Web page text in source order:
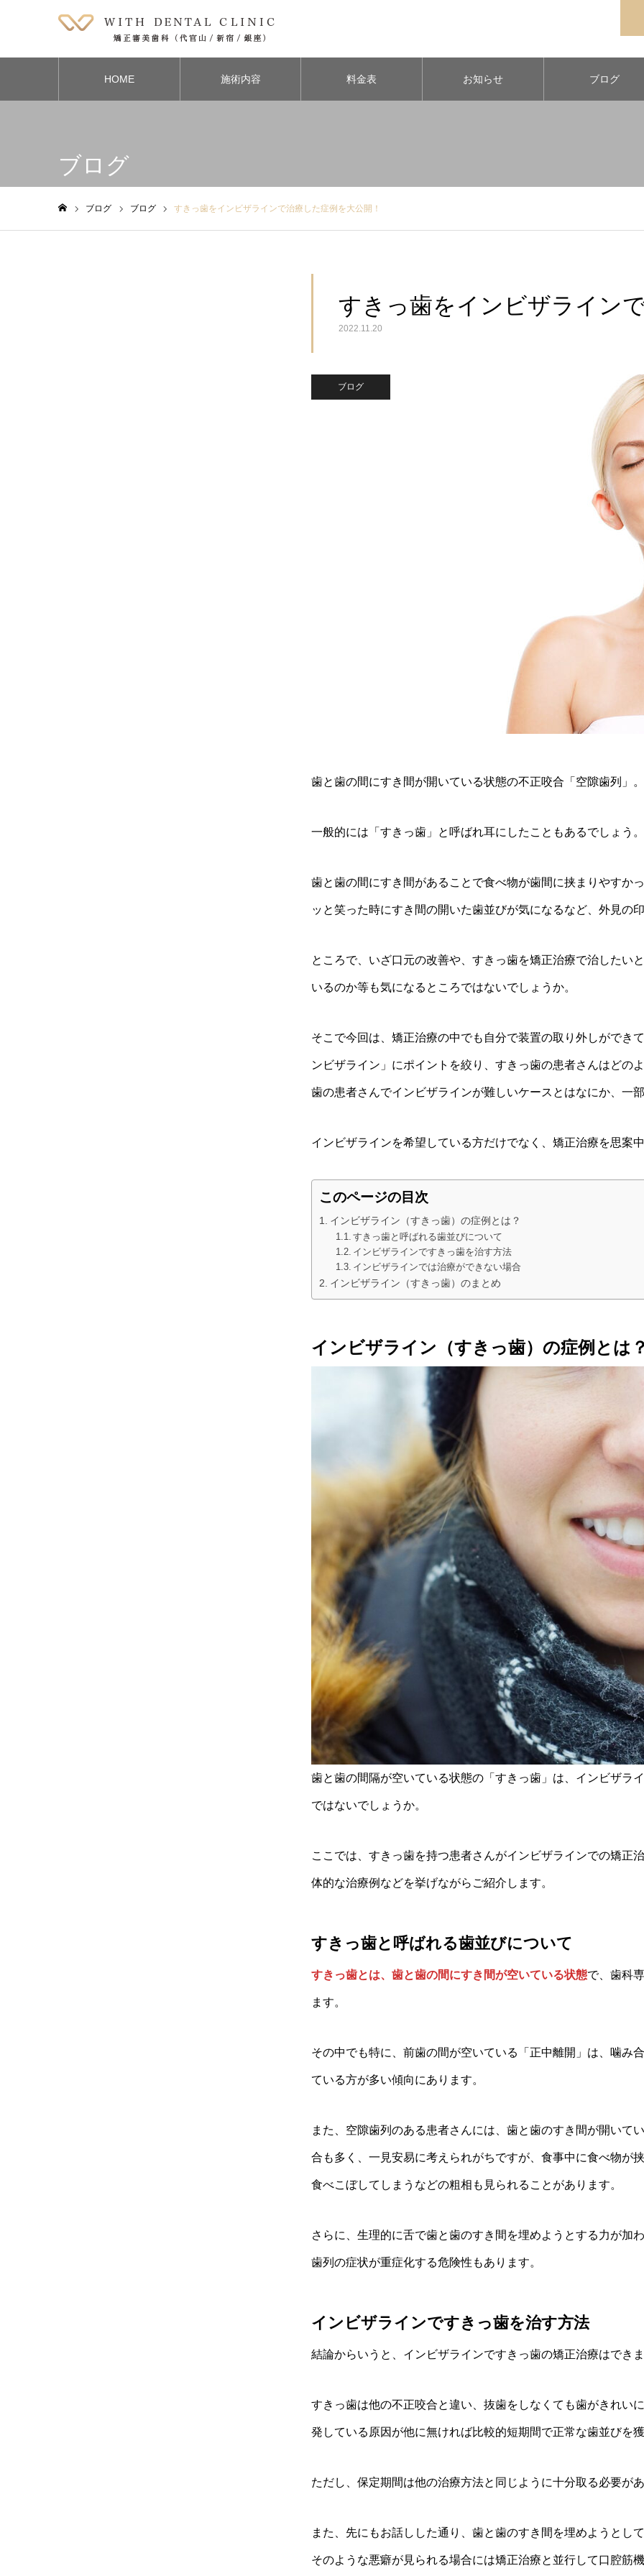
HOME 施術内容 料金表 お知らせ ブログ
ブログ
ブログ ブログ すきっ歯をインビザラインで治療した症例を大公開！
すきっ歯をインビザライン
2022.11.20
ブログ
歯と歯の間にすき間が開いている状態の不正咬合「空隙歯列」。
一般的には「すきっ歯」と呼ばれ耳にしたこともあるでしょう。
歯と歯の間にすき間があることで食べ物が歯間に挟まりやすか
ッと笑った時にすき間の開いた歯並びが気になるなど、外見の
ところで、いざ口元の改善や、すきっ歯を矯正治療で治したい
いるのか等も気になるところではないでしょうか。
そこで今回は、矯正治療の中でも自分で装置の取り外しができ
ンビザライン」にポイントを絞り、すきっ歯の患者さんはどの
歯の患者さんでインビザラインが難しいケースとはなにか、一
インビザラインを希望している方だけでなく、矯正治療を思案
このページの目次
インビザライン（すきっ歯）の症例とは？
すきっ歯と呼ばれる歯並びについて
インビザラインですきっ歯を治す方法
インビザラインでは治療ができない場合
インビザライン（すきっ歯）のまとめ
インビザライン（すきっ歯）の症例とは
歯と歯の間隔が空いている状態の「すきっ歯」は、インビザラ
ではないでしょうか。
ここでは、すきっ歯を持つ患者さんがインビザラインでの矯正
体的な治療例などを挙げながらご紹介します。
すきっ歯と呼ばれる歯並びについて
すきっ歯とは、歯と歯の間にすき間が空いている状態で、歯科
ます。
その中でも特に、前歯の間が空いている「正中離開」は、噛み
ている方が多い傾向にあります。
また、空隙歯列のある患者さんには、歯と歯のすき間が開いて
合も多く、一見安易に考えられがちですが、食事中に食べ物が
食べこぼしてしまうなどの粗相も見られることがあります。
さらに、生理的に舌で歯と歯のすき間を埋めようとする力が加
歯列の症状が重症化する危険性もあります。
インビザラインですきっ歯を治す方法
結論からいうと、インビザラインですきっ歯の矯正治療はでき
すきっ歯は他の不正咬合と違い、抜歯をしなくても歯がきれい
発している原因が他に無ければ比較的短期間で正常な歯並びを
ただし、保定期間は他の治療方法と同じように十分取る必要が
また、先にもお話しした通り、歯と歯のすき間を埋めようとし
そのような悪癖が見られる場合には矯正治療と並行して口腔筋